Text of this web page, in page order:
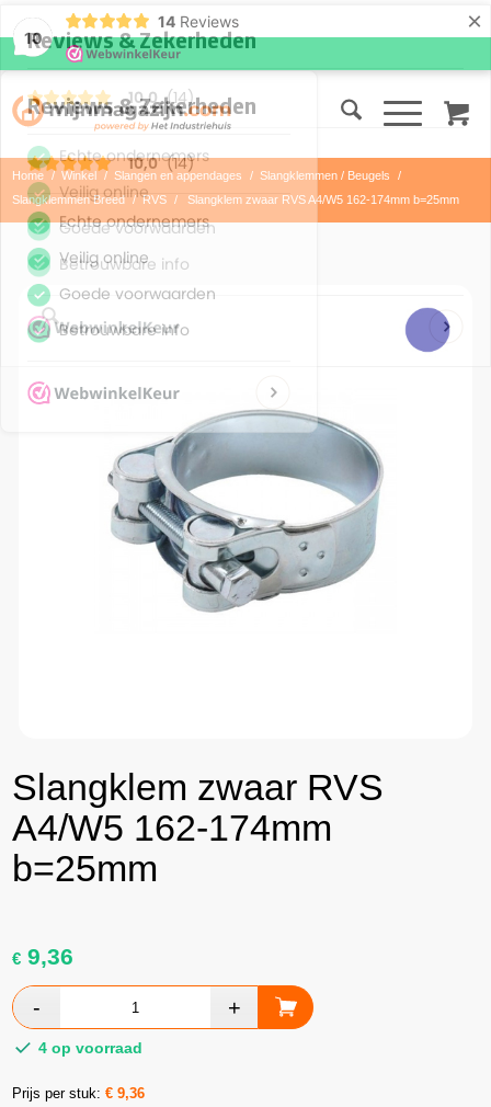
10
14 Reviews ×
Home / Winkel / Slangen en appendages / Slangklemmen / Beugels
/
Slangklemmen Breed / RVS / Slangklem zwaar RVS A4/W5 162-174mm b=25mm
Slangklem zwaar RVS
A4/W5 162-174mm
b=25mm
€ 9,36
4 op voorraad
Prijs per stuk:€9,36